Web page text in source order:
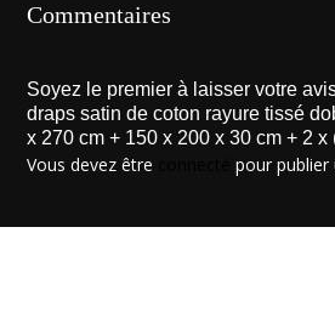
Commentaires
Soyez le premier à laisser votre
draps satin de coton rayure tissé
x 270 cm + 150 x 200 x 30 cm + 2 x
Vous devez être pour publier